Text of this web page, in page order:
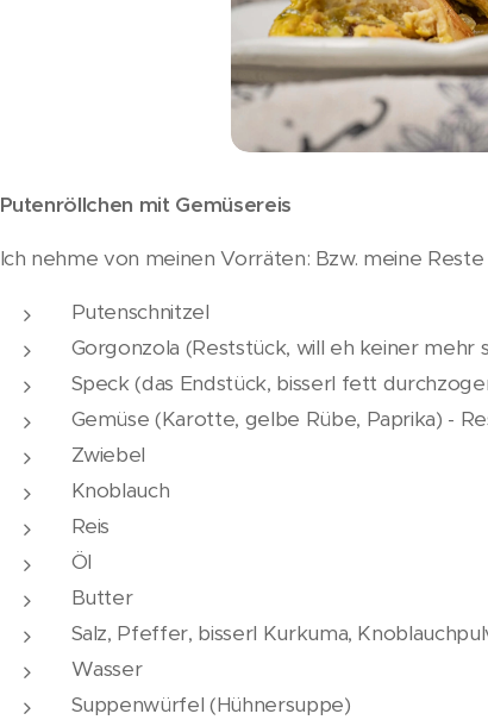
Putenröllchen mit Gemüsereis
Ich nehme von meinen Vorräten: Bzw. meine
Putenschnitzel
Gorgonzola (Reststück, will eh keiner mehr
Speck (das Endstück, bisserl fett
Gemüse (Karotte, gelbe Rübe, Paprika) -
Zwiebel
Knoblauch
Reis
Öl
Butter
Salz, Pfeffer, bisserl Kurkuma,
Wasser
Suppenwürfel (Hühnersuppe)